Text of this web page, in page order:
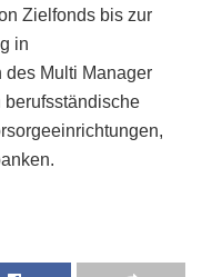
Zielfonds bis zur
in
Multi Manager
berufsständische